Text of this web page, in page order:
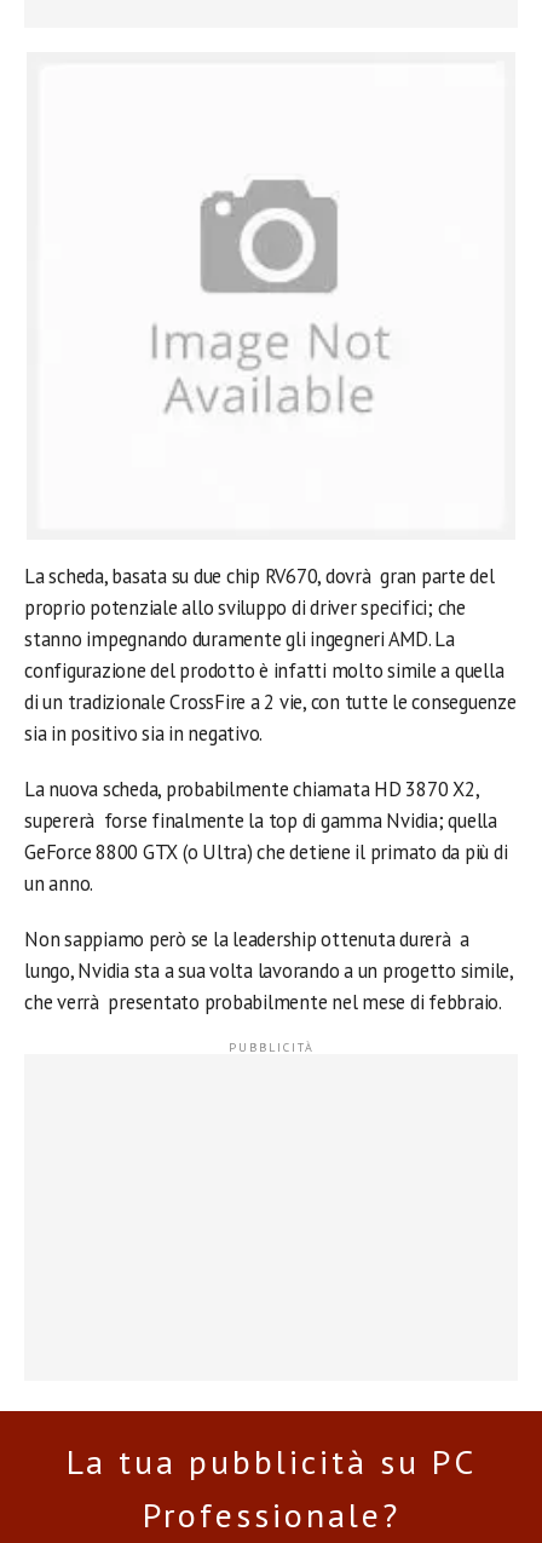
La scheda, basata su due chip RV670, dovrà gran parte del
proprio potenziale allo sviluppo di driver specifici; che
stanno impegnando duramente gli ingegneri AMD. La
configurazione del prodotto è infatti molto simile a quella
di un tradizionale CrossFire a 2 vie, con tutte le conseguenze
sia in positivo sia in negativo.
La nuova scheda, probabilmente chiamata HD 3870 X2,
supererà forse finalmente la top di gamma Nvidia; quella
GeForce 8800 GTX (o Ultra) che detiene il primato da più di
un anno.
Non sappiamo però se la leadership ottenuta durerà a
lungo, Nvidia sta a sua volta lavorando a un progetto simile,
che verrà presentato probabilmente nel mese di febbraio.
La tua pubblicità su PC
Professionale?